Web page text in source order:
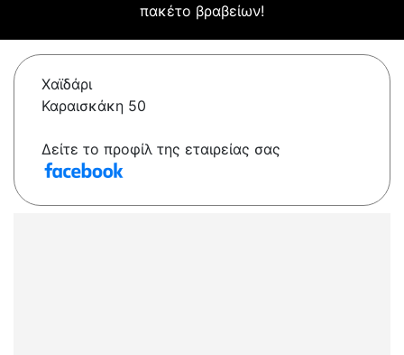
πακέτο βραβείων!
Χαϊδάρι
Καραισκάκη 50
Δείτε το προφίλ της εταιρείας σας